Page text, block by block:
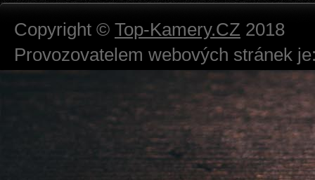
Copyright © Top-Kamery.CZ 2018
Provozovatelem webových stránek
Právnická osoba podnikající dle
Městský soud v Praze spisová
Sídlem: Zbraslavská 55/5a, Praha 5